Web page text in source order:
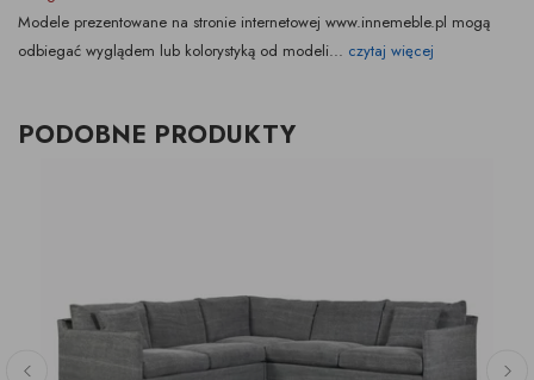
Modele prezentowane na stronie internetowej www.innemeble.pl mogą
odbiegać wyglądem lub kolorystyką od modeli... czytaj więcej
PODOBNE PRODUKTY